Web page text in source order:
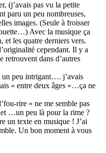
(j’avais pas vu la petite
paru un peu nombreuses,
images. (Seule à froisser
Avec la musique ça
et les quatre derniers vers.
cependant. Il y a
retrouvent dans d’autres
un peu intrigant…. j’avais
« entre deux âges »…ça ne
rire » ne me semble pas
et …un peu là pour la rime ?
un texte en musique ! J’ai
Un bon moment à vous